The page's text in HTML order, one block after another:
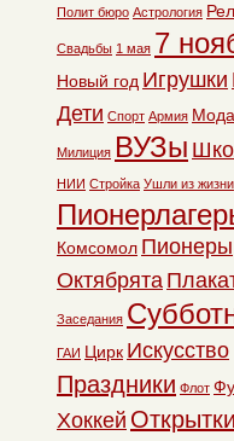
Полит бюро Астрология
Свадьбы 1 мая 7
Новый год Игрушки
Дети Спорт Армия Мода
Милиция ВУЗы
НИИ Стройка Ушли из жизни
Комсомол Пионеры
Октябрята
Заседания
ГАИ Цирк Искусство
Праздники Флот
Хоккей Открытки